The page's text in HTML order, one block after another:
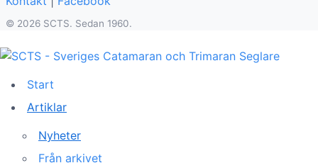
© 2026 SCTS. Sedan 1960.
Start
Artiklar
Nyheter
Från arkivet